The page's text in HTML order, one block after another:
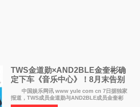
TWS金道勋×AND2BLE金奎彬确
定下车《音乐中心》！8月末告别
MC席位
中国娱乐网讯 www yule com cn 7日据独家
报道，TWS成员金道勋与AND2BLE成员金奎彬
将于8月离开《音乐中心》MC的位置。 金道